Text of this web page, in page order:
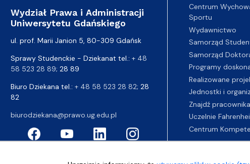
Wydział Prawa i Administracji
Uniwersytetu Gdańskiego
ul. prof. Marii Janion 5, 80-309 Gdańsk
Sprawy Studenckie - Dziekanat tel.: + 48
58 523 28 89; 28 89
Biuro Dziekana tel.: + 48 58 523 28 82; 28
82
biurodziekana@prawo.ug.edu.pl
Centrum
Sportu
Wydawnictwo
Samorząd
Samorząd
Programy
Realizowane
Jednostki i
Znajdź pracownika
Uczelnie
Centrum